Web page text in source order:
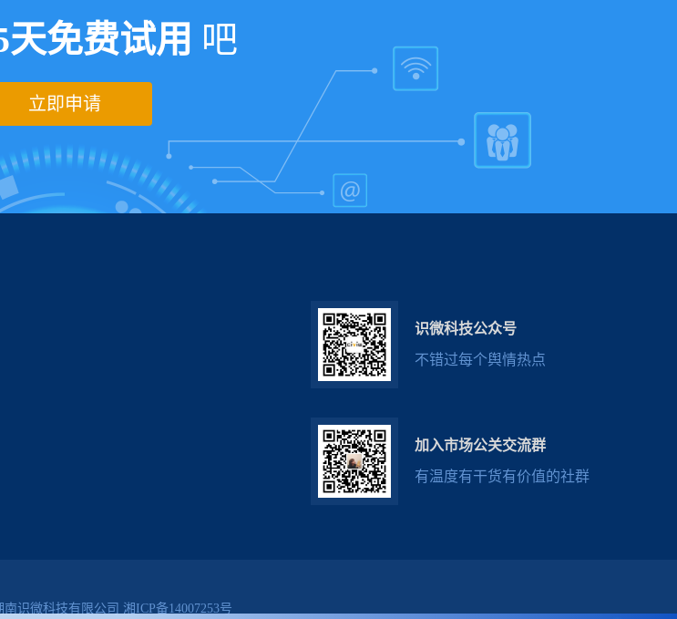
天免费试用 吧
立即申请
识微科技公众号
不错过每个舆情热点
加入市场公关交流群
有温度有干货有价值的社群
识微科技有限公司 湘ICP备14007253号